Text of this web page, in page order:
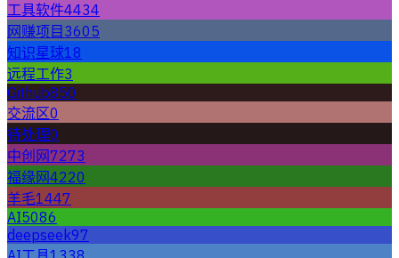
工具软件4434
网赚项目 3605
知识星球18
远程工作3
Github850
交流区0
待处理0
中创网7273
福缘网4220
羊毛1447
AI5086
deepseek97